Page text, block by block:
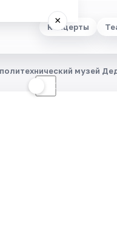
Концерты
×
☾
музей